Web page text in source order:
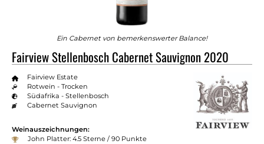
Ein Cabernet von bemerkenswerter Balance!
Fairview Stellenbosch Cabernet Sauvignon 2020
Fairview Estate
Rotwein - Trocken
Südafrika - Stellenbosch
Cabernet Sauvignon
Weinauszeichnungen:
John Platter: 4.5 Sterne / 90 Punkte